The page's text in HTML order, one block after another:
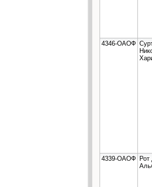
4346-ОАОФ
4339-ОАОФ Рот